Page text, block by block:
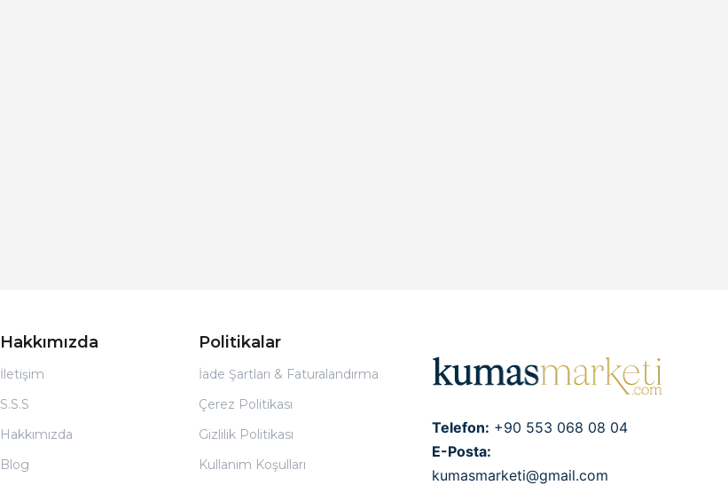
Hakkımızda
İletişim
S.S.S
Hakkımızda
Blog
Politikalar
İade Şartları & Faturalandırma
Çerez Politikası
Gizlilik Politikası
Kullanım Koşulları
Telefon: +90 553 068 08 04
E-Posta:
kumasmarketi@gmail.com